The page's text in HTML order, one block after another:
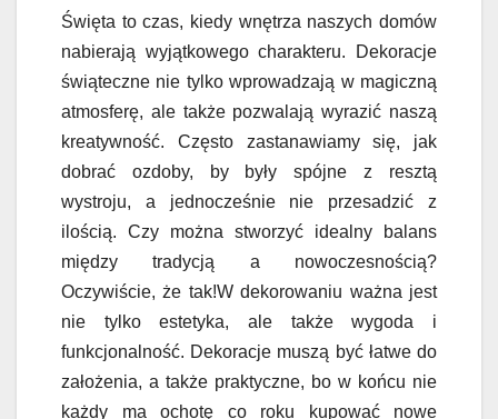
Święta to czas, kiedy wnętrza naszych domów
nabierają wyjątkowego charakteru. Dekoracje
świąteczne nie tylko wprowadzają w magiczną
atmosferę, ale także pozwalają wyrazić naszą
kreatywność. Często zastanawiamy się, jak
dobrać ozdoby, by były spójne z resztą
wystroju, a jednocześnie nie przesadzić z
ilością. Czy można stworzyć idealny balans
między tradycją a nowoczesnością?
Oczywiście, że tak!W dekorowaniu ważna jest
nie tylko estetyka, ale także wygoda i
funkcjonalność. Dekoracje muszą być łatwe do
założenia, a także praktyczne, bo w końcu nie
każdy ma ochotę co roku kupować nowe